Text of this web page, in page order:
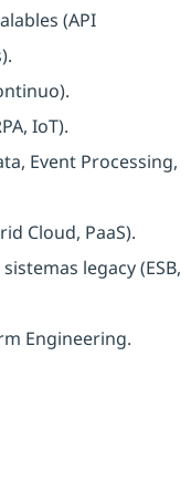
(API
IoT).
Event Processing,
Cloud, PaaS).
legacy (ESB,
Engineering.